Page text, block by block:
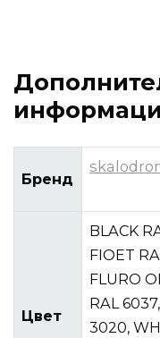
Бренд
Цвет
BLACK
FIOET
FLURO
RAL
3020,